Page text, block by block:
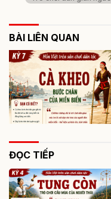
BÀI LIÊN QUAN
ĐỌC TIẾP